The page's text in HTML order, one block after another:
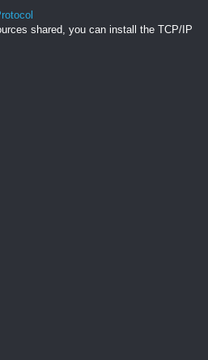
shared, you can install the TCP/IP